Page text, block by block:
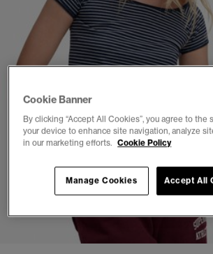
Cookie Banner
By clicking “Accept All Cookies”, you agree to the
your device to enhance site navigation, analyze
in our marketing efforts. Cookie Policy
Accept All
Manage Cookies